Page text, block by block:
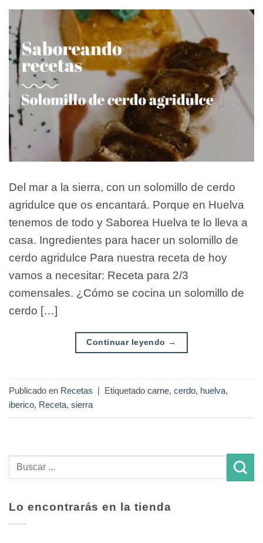
Del mar a la sierra, con un solomillo de cerdo
agridulce que os encantará. Porque en Huelva
tenemos de todo y Saborea Huelva te lo lleva a
casa. Ingredientes para hacer un solomillo de
cerdo agridulce Para nuestra receta de hoy
vamos a necesitar: Receta para 2/3
comensales. ¿Cómo se cocina un solomillo de
cerdo […]
Continuar leyendo →
Publicado en Recetas | Etiquetado carne, cerdo, huelva,
iberico, Receta, sierra
Lo encontrarás en la tienda